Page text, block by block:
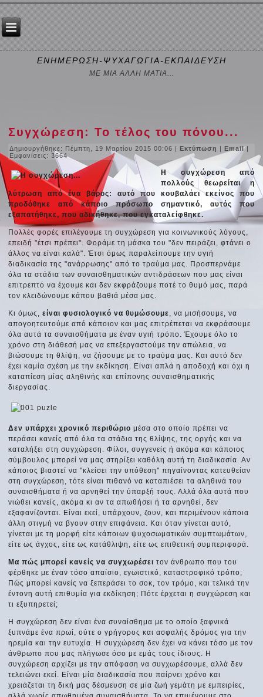
ΕΝΗΜΕΡΩΣΗ-ΨΥΧΑΓΩΓΙΑ-ΕΚΠΑΙΔΕΥΣΗ
ΜΕ ΜΙΑ ΑΛΛΗ ΜΑΤΙΑ...
Συγχώρεση: Το τέλος του πόνου...
Δημιουργήθηκε: Πέμπτη, 19 Μαρτίου 2015 00:06 |Εκτύπωση |Email |
Εμφανίσεις: 3664
Η συγχώρεση από
πολλούς θεωρείται η
λύτρωση από ένα βάρος: αυτό που κουβαλάει εκείνος που
προδόθηκε από κάποιο πρόσωπο σημαντικό, αυτός που
εξαπατήθηκε, που αδικήθηκε, που εγκαταλείφθηκε.
Πολλές φορές επιλέγουμε τη συγχώρεση για κοινωνικούς λόγους,
επειδή "έτσι πρέπει". Φοράμε τη μάσκα του "δεν πειράζει, φτάνει ο
άλλος να είναι καλά". Έτσι όμως παραλείπουμε την υγιή
διαδικασία της "ανάρρωσης" από το τραύμα μας. Προσπερνάμε
όλα τα στάδια των συναισθηματικών αντιδράσεων που μας είναι
επιτρεπτό να έχουμε και δεν εκφράζουμε ποτέ το θυμό μας, παρά
τον κλειδώνουμε κάπου βαθιά μέσα μας.
Κι όμως,είναι φυσιολογικό να θυμώσουμε, να μισήσουμε, να
απογοητευτούμε από κάποιον και μας επιτρέπεται να εκφράσουμε
όλα αυτά τα συναισθήματα με έναν υγιή τρόπο. Έχουμε όλο το
χρόνο στη διάθεσή μας να επεξεργαστούμε την απώλεια, να
βιώσουμε τη θλίψη, να ζήσουμε με το τραύμα μας. Και αυτό δεν
έχει καμία σχέση με την εκδίκηση. Είναι απλά η αποδοχή και όχι η
καταπίεση μίας αληθινής και επίπονης συναισθηματικής
διεργασίας.
Δεν υπάρχει χρονικό περιθώριο μέσα στο οποίο πρέπει να
περάσει κανείς από όλα τα στάδια της θλίψης, της οργής και να
καταλήξει στη συγχώρεση. Φίλοι, συγγενείς ή ακόμα και κάποιος
σύμβουλος μπορεί να μας στηρίξει καθόλη αυτή τη διαδικασία. Αν
κάποιος βιαστεί να "κλείσει την υπόθεση" πηγαίνοντας κατευθείαν
στη συγχώρεση, τότε είναι πιθανό να καταπιέσει τα αληθινά του
συναισθήματα ή να αρνηθεί την ύπαρξή τους. Αλλά όλα αυτά που
νιώθει κανείς, ακόμα κι αν τα απωθήσει ή τα αρνηθεί, δεν
εξαφανίζονται. Είναι εκεί, υπάρχουν, ζουν, και περιμένουν κάποια
άλλη στιγμή να βγουν στην επιφάνεια. Και όταν γίνεται αυτό,
γίνεται με τη μορφή είτε κάποιων ψυχοσωματικών συμπτωμάτων,
είτε ως άγχος, είτε ως κατάθλιψη, είτε ως επιθετική συμπεριφορά.
Μα πώς μπορεί κανείς να συγχωρέσει τον άνθρωπο που του
φέρθηκε με έναν τόσο απαίσιο, εγωιστικό, καταστροφικό τρόπο;
Πώς μπορεί κανείς να ξεπεράσει το σοκ, τον τρόμο, και τελικά την
έντονη αυτή επιθυμία για εκδίκηση; Πότε έρχεται η συγχώρεση και
τι εξυπηρετεί;
Η συγχώρεση δεν είναι ένα συναίσθημα με το οποίο ξαφνικά
ξυπνάμε ένα πρωί, ούτε ο γρήγορος και ασφαλής δρόμος για την
ηρεμία και την ευτυχία. Η συγχώρεση δεν έχει να κάνει τόσο με τον
άνθρωπο που μας πλήγωσε όσο με εμάς τους ίδιους. Η
συγχώρεση αρχίζει με την απόφαση να συγχωρέσουμε, αλλά δεν
τελειώνει εκεί. Είναι μία διαδικασία που παίρνει χρόνο και
χρειάζεται τη δική μας δέσμευση σε μία ζωή γεμάτη με εμπειρίες,